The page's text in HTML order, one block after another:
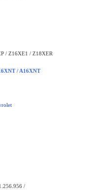
/ Z16XE1 / Z18XER
/ A16XNT
/